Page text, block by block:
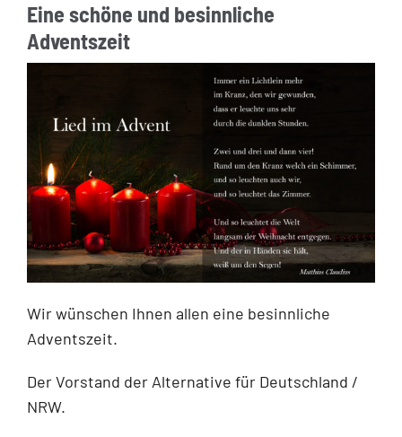
Eine schöne und besinnliche
Adventszeit
Wir wünschen Ihnen allen eine besinnliche
Adventszeit.
Der Vorstand der Alternative für Deutschland /
NRW.